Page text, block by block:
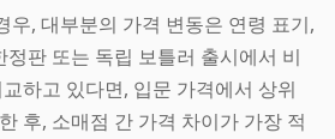
우, 대부분의 가격 변동은 연령 표기,
판 또는 독립 보틀러 출시에서 비
하고 있다면, 입문 가격에서 상위
후, 소매점 간 가격 차이가 가장 적